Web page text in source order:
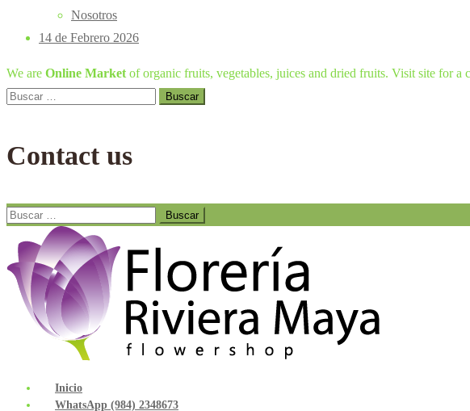
Nosotros
14 de Febrero 2026
We are Online Market of organic fruits, vegetables, juices and dried fruits. Visit site for a
Buscar:
Contact us
Buscar:
Inicio
WhatsApp (984) 2348673